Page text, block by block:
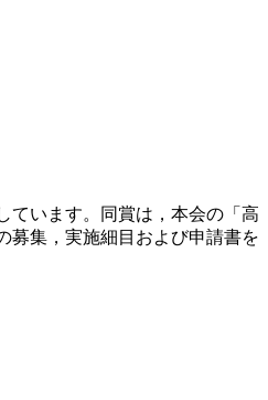
ています。同賞は，本会の「高
募集，実施細目および申請書を